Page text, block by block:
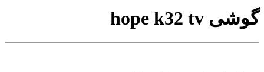
گوشی hope k32 tv